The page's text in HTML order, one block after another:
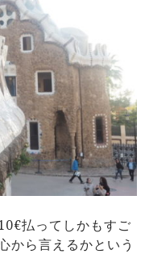
払ってしかもすご
から言えるかという